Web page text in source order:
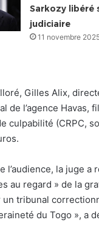
Sarkozy libéré
judiciaire
11 novembre
Gilles Alix,
de l’agence Havas,
culpabilité (CRPC,
l’audience, la juge
au regard » de la
un tribunal
du Togo », a